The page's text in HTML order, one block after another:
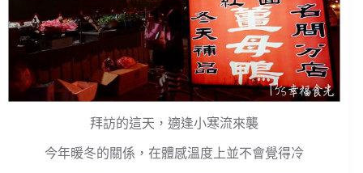
拜訪的這天，適逢小寒流來襲
今年暖冬的關係，在體感溫度上並不會覺得冷